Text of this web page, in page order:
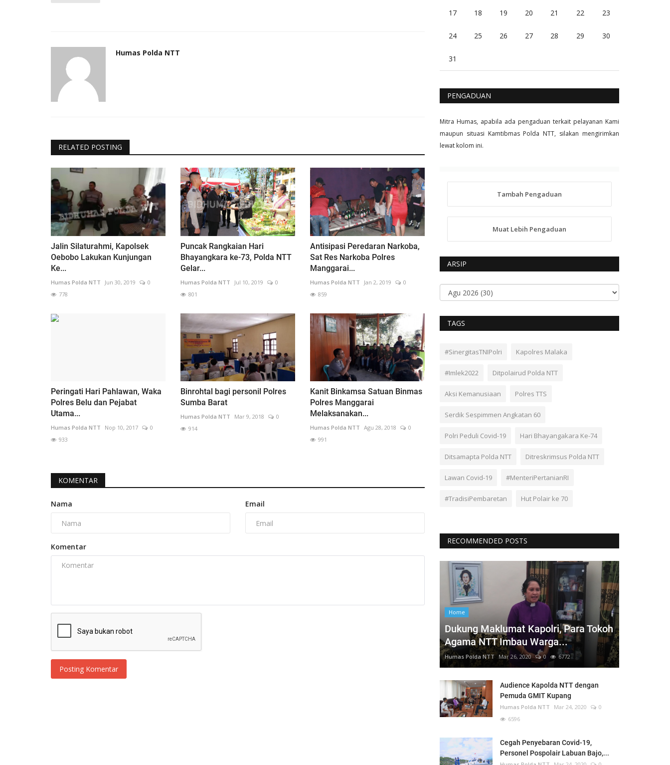
Humas Polda NTT
RELATED POSTING
Jalin Silaturahmi, Kapolsek
Oebobo Lakukan Kunjungan
Ke...
Humas Polda NTT Jun 30, 2019
0
778
Puncak Rangkaian Hari
Bhayangkara ke-73, Polda NTT
Gelar...
Humas Polda NTT Jul 10, 2019
0
801
Antisipasi Peredaran Narkoba,
Sat Res Narkoba Polres
Manggarai...
Humas Polda NTT Jan 2, 2019
0
859
Peringati Hari Pahlawan, Waka
Polres Belu dan Pejabat
Utama...
Humas Polda NTT Nop 10, 2017
0
933
Binrohtal bagi personil Polres
Sumba Barat
Humas Polda NTT Mar 9, 2018
0
914
Kanit Binkamsa Satuan Binmas
Polres Manggarai
Melaksanakan...
Humas Polda NTT Agu 28, 2018
0
991
KOMENTAR
Nama Email
Komentar
Posting Komentar
17 18 19 20 21 22 23
24 25 26 27 28 29 30
31
PENGADUAN
Mitra Humas, apabila ada pengaduan terkait pelayanan Kami
maupun situasi Kamtibmas Polda NTT, silakan mengirimkan
lewat kolom ini.
Tambah Pengaduan
Muat Lebih Pengaduan
ARSIP
TAGS
#SinergitasTNIPolri Kapolres Malaka
#Imlek2022 Ditpolairud Polda NTT
Aksi Kemanusiaan Polres TTS
Serdik Sespimmen Angkatan 60
Polri Peduli Covid-19 Hari Bhayangakara Ke-74
Ditsamapta Polda NTT Ditreskrimsus Polda NTT
Lawan Covid-19 #MenteriPertanianRI
#TradisiPembaretan Hut Polair ke 70
RECOMMENDED POSTS
Home
Dukung Maklumat Kapolri, Para Tokoh
Agama NTT Imbau Warga...
Humas Polda NTT Mar 26, 2020 0 6772
Audience Kapolda NTT dengan
Pemuda GMIT Kupang
Humas Polda NTT Mar 24, 2020
0
6596
Cegah Penyebaran Covid-19,
Personel Pospolair Labuan Bajo,...